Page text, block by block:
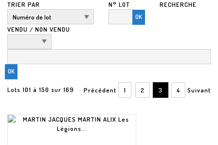
TRIER PAR
N° LOT
OK
VENDU / NON VENDU
RECHERCHE
Lots 101 à 150 sur 169 Précédent 1 2 3 4 Suivant